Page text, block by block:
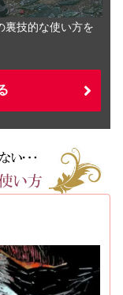
裏技的な使い方を